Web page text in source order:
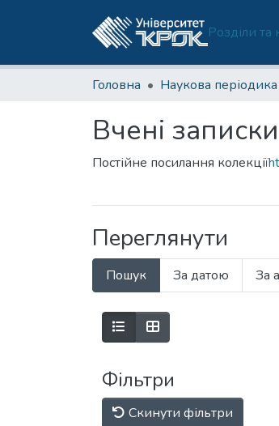
Розділи та
Головна
Вчені
Постійне посилання колекції
Переглянути
Пошук За датою За
Фільтри
Скинути фільтри